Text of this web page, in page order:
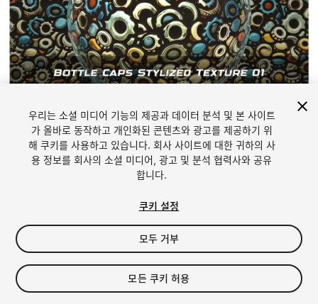
FREE
내 에셋에 추가하기
우리는 소셜 미디어 기능의 제공과 데이터 분석 및 본 사이트
가 올바로 동작하고 개인화된 콘텐츠와 광고를 제공하기 위
해 쿠키를 사용하고 있습니다. 회사 사이트에 대한 귀하의 사
용 정보를 회사의 소셜 미디어, 광고 및 분석 협력사와 공유
합니다.
쿠키 설정
모두 거부
모든 쿠키 허용